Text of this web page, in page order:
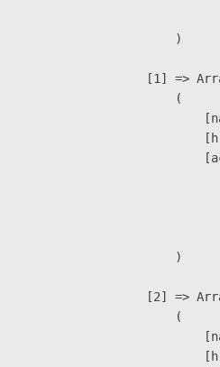
                        )
[1] =>
                        (
                        )
[2] =>
                        (